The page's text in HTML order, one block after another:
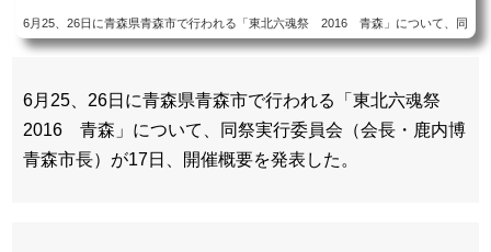
6月25、26日に青森県青森市で行われる「東北六魂祭 2016 青森」について、同
祭実行 - Yahoo!ニュース(Web東奥)
6月25、26日に青森県青森市で行われる「東北六魂祭
2016 青森」について、同祭実行委員会（会長・鹿内博
青森市長）が17日、開催概要を発表した。